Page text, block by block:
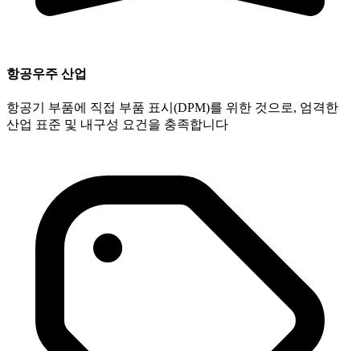
항공우주 산업
항공기 부품에 직접 부품 표시(DPM)를 위한 것으로, 엄격한
산업 표준 및 내구성 요건을 충족합니다